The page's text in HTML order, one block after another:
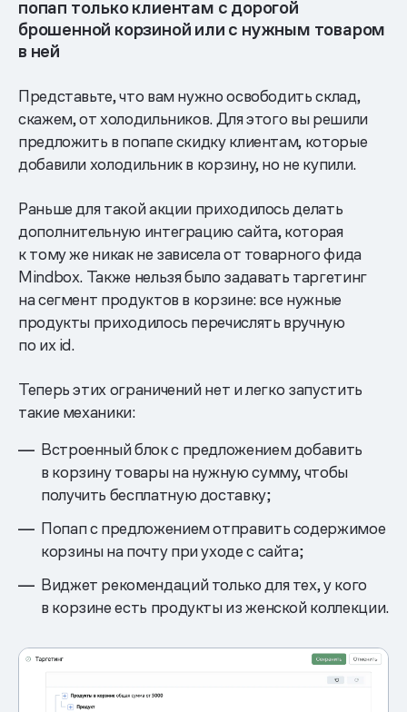
попап только клиентам с дорогой
брошенной корзиной или с нужным товаром
в ней
Представьте, что вам нужно освободить склад,
скажем, от холодильников. Для этого вы решили
предложить в попапе скидку клиентам, которые
добавили холодильник в корзину, но не купили.
Раньше для такой акции приходилось делать
дополнительную интеграцию сайта, которая
к тому же никак не зависела от товарного фида
Mindbox. Также нельзя было задавать таргетинг
на сегмент продуктов в корзине: все нужные
продукты приходилось перечислять вручную
по их id.
Теперь этих ограничений нет и легко запустить
такие механики:
Встроенный блок с предложением добавить
в корзину товары на нужную сумму, чтобы
получить бесплатную доставку;
Попап с предложением отправить содержимое
корзины на почту при уходе с сайта;
Виджет рекомендаций только для тех, у кого
в корзине есть продукты из женской коллекции.